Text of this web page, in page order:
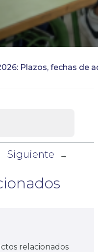
Plazos, fechas de
Siguiente →
relacionados